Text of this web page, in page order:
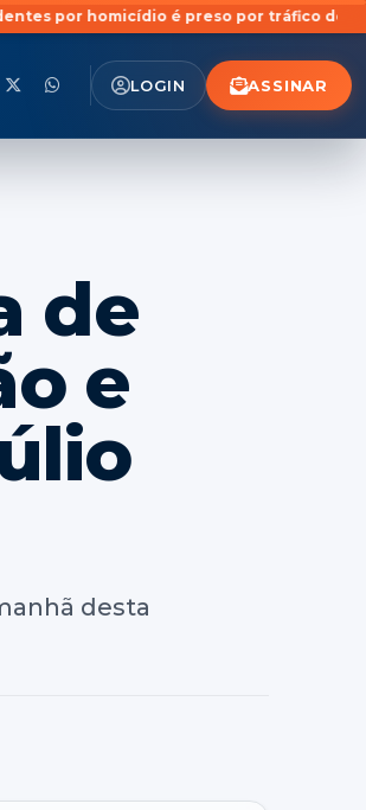
é preso por tráfico de drogas no bairro
LOGIN ASSINAR
de
e
desta